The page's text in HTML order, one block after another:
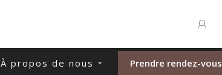
À propos de nous Prendre rendez-vous